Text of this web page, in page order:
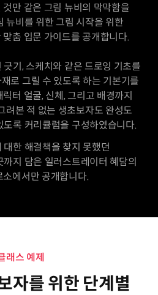
만 같은 그림 뉴비의 막막함을
뉴비를 위한 그림 시작을 위한
춤 입문 가이드를 공개합니다.
기, 스케치와 같은 드로잉 기초를
로 그릴 수 있도록 하는 기본기를
터 얼굴, 신체, 그리고 배경까지
려본 적 없는 생초보자도 완성도
록 커리큘럼을 구성하였습니다.
한 해결책을 찾지 못했던
지 담은 일러스트레이터 혜담의
에서만 공개합니다.
래스 예제
자를 위한 단계별